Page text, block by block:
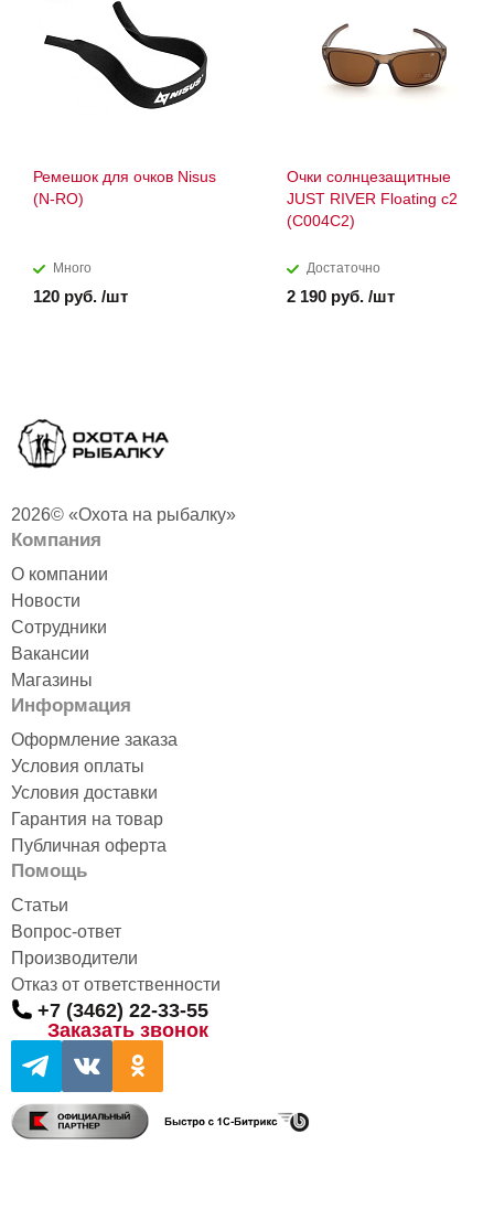
Ремешок для очков Nisus
(N-RO)
Много
120 руб. /шт
Очки солнцезащитные
JUST RIVER Floating с2
(С004С2)
Достаточно
2 190 руб. /шт
2026© «Охота на рыбалку»
Компания
О компании
Новости
Сотрудники
Вакансии
Магазины
Информация
Оформление заказа
Условия оплаты
Условия доставки
Гарантия на товар
Публичная оферта
Помощь
Статьи
Вопрос-ответ
Производители
Отказ от ответственности
+7 (3462) 22-33-55
Заказать звонок